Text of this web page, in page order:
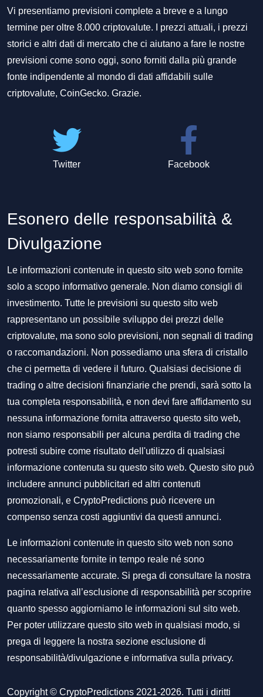
Vi presentiamo previsioni complete a breve e a lungo
termine per oltre 8.000 criptovalute. I prezzi attuali, i prezzi
storici e altri dati di mercato che ci aiutano a fare le nostre
previsioni come sono oggi, sono forniti dalla più grande
fonte indipendente al mondo di dati affidabili sulle
criptovalute, CoinGecko. Grazie.
Twitter Facebook
Esonero delle responsabilità &
Divulgazione
Le informazioni contenute in questo sito web sono fornite
solo a scopo informativo generale. Non diamo consigli di
investimento. Tutte le previsioni su questo sito web
rappresentano un possibile sviluppo dei prezzi delle
criptovalute, ma sono solo previsioni, non segnali di trading
o raccomandazioni. Non possediamo una sfera di cristallo
che ci permetta di vedere il futuro. Qualsiasi decisione di
trading o altre decisioni finanziarie che prendi, sarà sotto la
tua completa responsabilità, e non devi fare affidamento su
nessuna informazione fornita attraverso questo sito web,
non siamo responsabili per alcuna perdita di trading che
potresti subire come risultato dell'utilizzo di qualsiasi
informazione contenuta su questo sito web. Questo sito può
includere annunci pubblicitari ed altri contenuti
promozionali, e CryptoPredictions può ricevere un
compenso senza costi aggiuntivi da questi annunci.
Le informazioni contenute in questo sito web non sono
necessariamente fornite in tempo reale né sono
necessariamente accurate. Si prega di consultare la nostra
pagina relativa all’esclusione di responsabilità per scoprire
quanto spesso aggiorniamo le informazioni sul sito web.
Per poter utilizzare questo sito web in qualsiasi modo, si
prega di leggere la nostra sezione esclusione di
responsabilità/divulgazione e informativa sulla privacy.
Copyright © CryptoPredictions 2021-2026. Tutti i diritti